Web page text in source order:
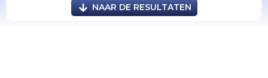
NAAR DE RESULTATEN